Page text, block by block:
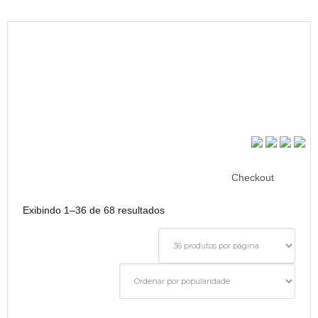
Checkout
Exibindo 1–36 de 68 resultados